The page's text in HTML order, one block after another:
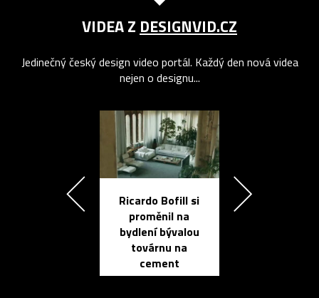
VIDEA Z DESIGNVID.CZ
Jedinečný český design video portál. Každý den nová videa
nejen o designu...
Ricardo Bofill si
proměnil na
bydlení bývalou
továrnu na
cement